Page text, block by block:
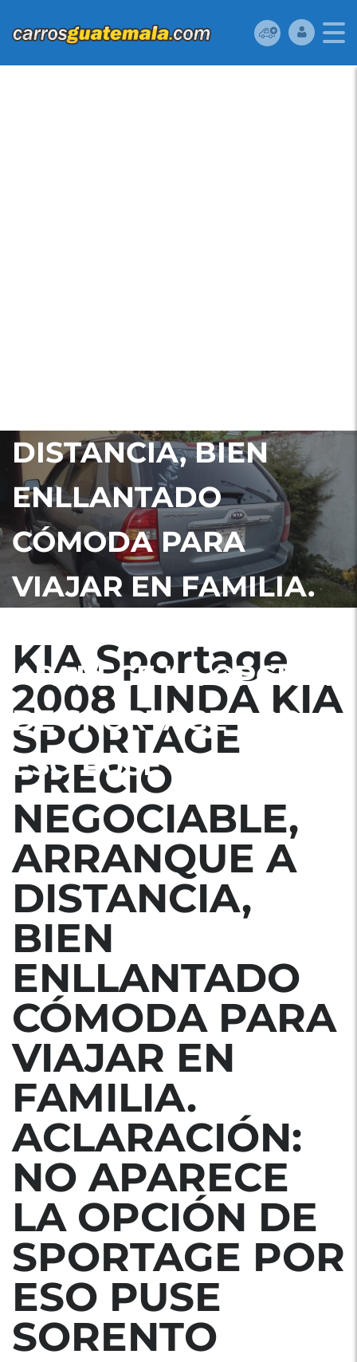
DISTANCIA, BIEN
ENLLANTADO
CÓMODA PARA
VIAJAR EN FAMILIA.
APARECE LA OPCIÓN
DE SPORTAGE POR
ESO PUSE SORENTO
KIA Sportage
2008 LINDA KIA
SPORTAGE
PRECIO
NEGOCIABLE,
ARRANQUE A
DISTANCIA,
BIEN
ENLLANTADO
CÓMODA PARA
VIAJAR EN
FAMILIA.
ACLARACIÓN:
NO APARECE
LA OPCIÓN DE
SPORTAGE POR
ESO PUSE
SORENTO